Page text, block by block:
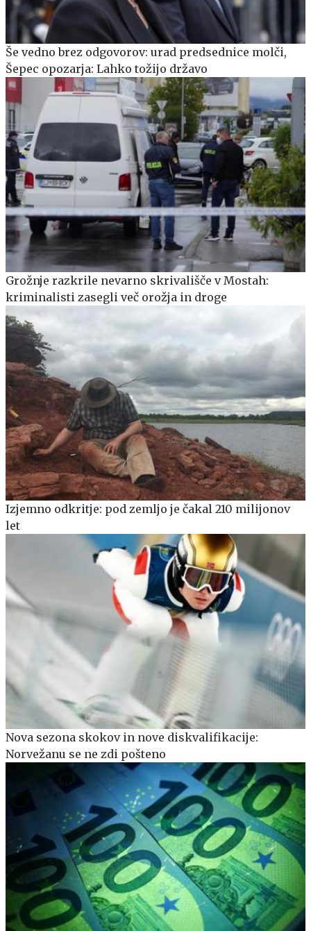
Še vedno brez odgovorov: urad predsednice molči,
Šepec opozarja: Lahko tožijo državo
Grožnje razkrile nevarno skrivališče v Mostah:
kriminalisti zasegli več orožja in droge
Izjemno odkritje: pod zemljo je čakal 210 milijonov
let
Nova sezona skokov in nove diskvalifikacije:
Norvežanu se ne zdi pošteno